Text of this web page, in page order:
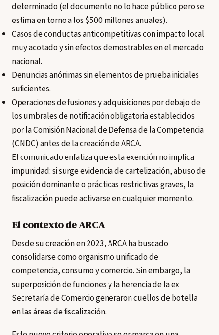
determinado (el documento no lo hace público pero se
estima en torno a los $500 millones anuales).
Casos de conductas anticompetitivas con impacto local
muy acotado y sin efectos demostrables en el mercado
nacional.
Denuncias anónimas sin elementos de prueba iniciales
suficientes.
Operaciones de fusiones y adquisiciones por debajo de
los umbrales de notificación obligatoria establecidos
por la Comisión Nacional de Defensa de la Competencia
(CNDC) antes de la creación de ARCA.
El comunicado enfatiza que esta exención no implica
impunidad: si surge evidencia de cartelización, abuso de
posición dominante o prácticas restrictivas graves, la
fiscalización puede activarse en cualquier momento.
El contexto de ARCA
Desde su creación en 2023, ARCA ha buscado
consolidarse como organismo unificado de
competencia, consumo y comercio. Sin embargo, la
superposición de funciones y la herencia de la ex
Secretaría de Comercio generaron cuellos de botella
en las áreas de fiscalización.